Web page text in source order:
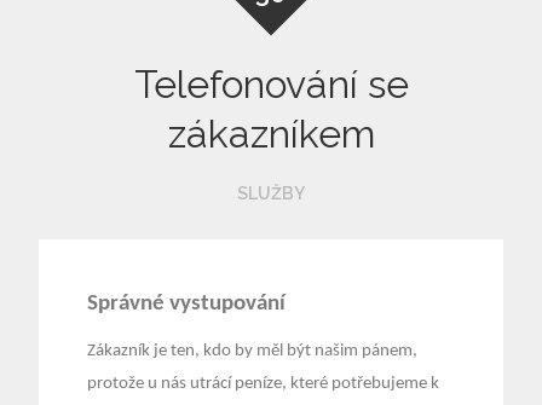
Telefonování se
zákazníkem
SLUŽBY
Správné vystupování
Zákazník je ten, kdo by měl být našim pánem,
protože u nás utrácí peníze, které potřebujeme k